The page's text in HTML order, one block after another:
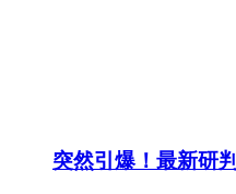
突然引爆！最新研判